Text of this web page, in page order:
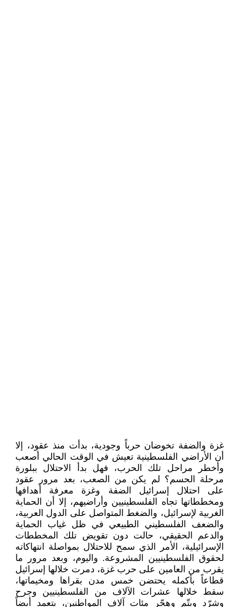
غزة والضفة تخوضان حرباً وجودية، بدأت منذ عقود، إلا
أن الأراضي الفلسطينية تعيش في الوقت الحالي أصعب
وأخطر مراحل تلك الحرب، فهل بدأ الاحتلال ببلورة
مرحلة الحسم؟ لم يكن من الصعب، بعد مرور عقود
على احتلال إسرائيل الضفة وغزة معرفة أهدافها
ومخططاتها تجاه الفلسطينيين وأراضيهم، إلا أن الحماية
الغربية لإسرائيل، والضغط المتواصل على الدول العربية،
والضعف الفلسطيني الطبيعي في ظل غياب الحماية
والدعم الحقيقي، حالت دون تقويض تلك المخططات
الإسرائيلية، الأمر الذي سمح للاحتلال بمواصلة انتهاكاته
لحقوق الفلسطينيين المشروعة. واليوم، وبعد مرور ما
يقرب من العامين على حرب غزة، دمرت خلالها إسرائيل
قطاعاً بأكمله يحتضن خمس مدن بقراها ومخيماتها،
سقط خلالها عشرات الآلاف من الفلسطينيين وجرح
وشرّد ويتّم وهجّر مئات آلاف المواطنين، يتعمد أيضاً